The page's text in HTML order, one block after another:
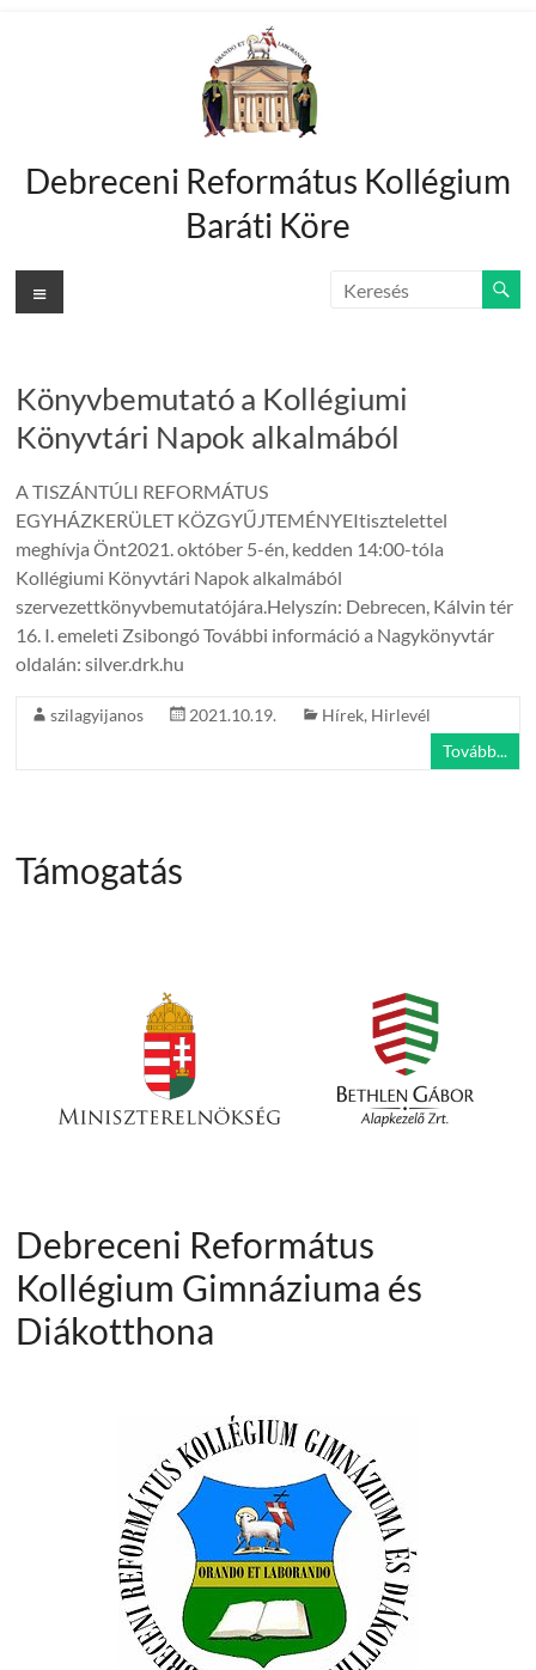
Debreceni Református Kollégium
Baráti Köre
Menu
Könyvbemutató a Kollégiumi
Könyvtári Napok alkalmából
A TISZÁNTÚLI REFORMÁTUS
EGYHÁZKERÜLET KÖZGYŰJTEMÉNYEItisztelettel
meghívja Önt2021. október 5-én, kedden 14:00-tóla
Kollégiumi Könyvtári Napok alkalmából
szervezettkönyvbemutatójára.Helyszín: Debrecen, Kálvin tér
16. I. emeleti Zsibongó További információ a Nagykönyvtár
oldalán: silver.drk.hu
szilagyijanos 2021.10.19. Hírek, Hirlevél
Tovább...
Támogatás
Debreceni Református
Kollégium Gimnáziuma és
Diákotthona